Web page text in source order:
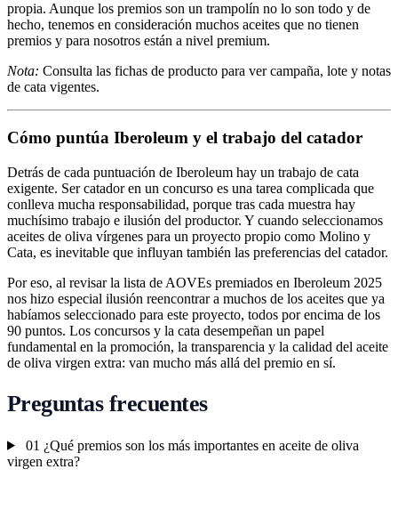
propia. Aunque los premios son un trampolín no lo son todo y de
hecho, tenemos en consideración muchos aceites que no tienen
premios y para nosotros están a nivel premium.
Nota: Consulta las fichas de producto para ver campaña, lote y notas
de cata vigentes.
Cómo puntúa Iberoleum y el trabajo del catador
Detrás de cada puntuación de Iberoleum hay un trabajo de cata
exigente. Ser catador en un concurso es una tarea complicada que
conlleva mucha responsabilidad, porque tras cada muestra hay
muchísimo trabajo e ilusión del productor. Y cuando seleccionamos
aceites de oliva vírgenes para un proyecto propio como Molino y
Cata, es inevitable que influyan también las preferencias del catador.
Por eso, al revisar la lista de AOVEs premiados en Iberoleum 2025
nos hizo especial ilusión reencontrar a muchos de los aceites que ya
habíamos seleccionado para este proyecto, todos por encima de los
90 puntos. Los concursos y la cata desempeñan un papel
fundamental en la promoción, la transparencia y la calidad del aceite
de oliva virgen extra: van mucho más allá del premio en sí.
Preguntas frecuentes
01 ¿Qué premios son los más importantes en aceite de oliva
virgen extra?